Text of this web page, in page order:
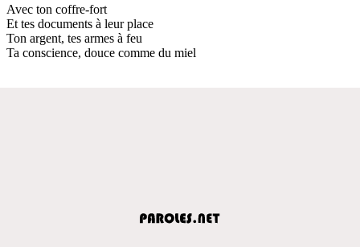
Avec ton coffre-fort
Et tes documents à leur place
Ton argent, tes armes à feu
Ta conscience, douce comme du miel